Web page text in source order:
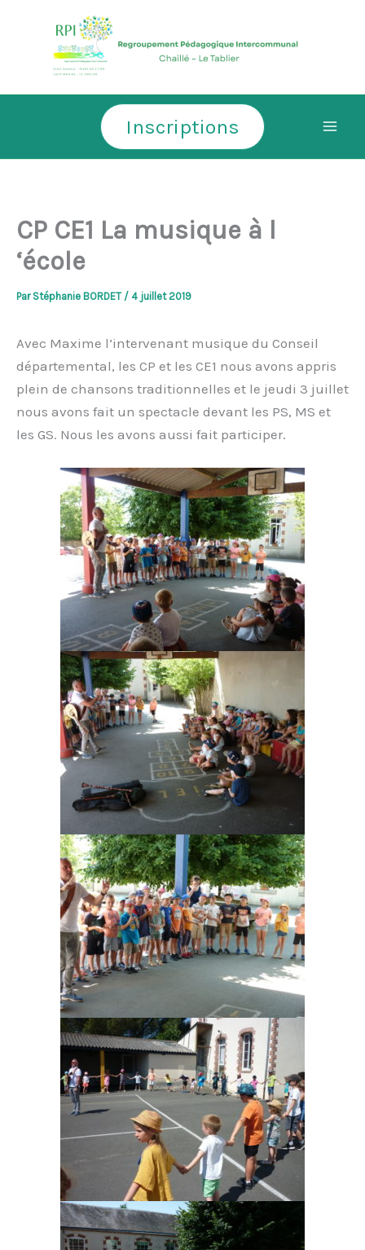
Inscriptions
CP CE1 La musique à l
‘école
Par Stéphanie BORDET / 4 juillet 2019
Avec Maxime l’intervenant musique du Conseil
départemental, les CP et les CE1 nous avons appris
plein de chansons traditionnelles et le jeudi 3 juillet
nous avons fait un spectacle devant les PS, MS et
les GS. Nous les avons aussi fait participer.